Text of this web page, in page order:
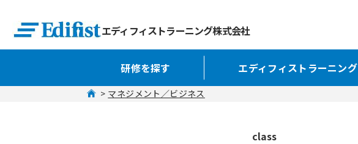
エディフィストラーニング株式会社
研修を探す エディフィストラーニン
> マネジメント／ビジネス
class